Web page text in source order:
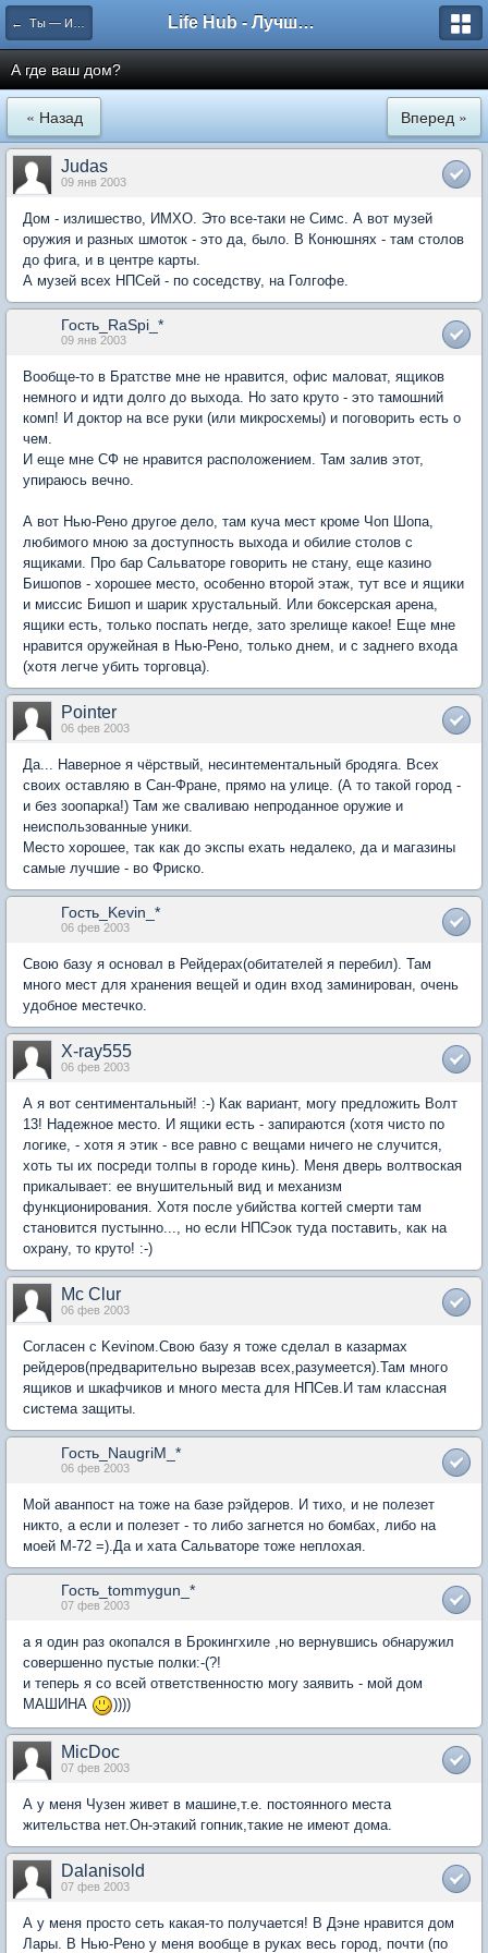
← Ты — Избранный Life Hub - Лучшие компьютерные игры мира
А где ваш дом?
« Назад Вперед »
Judas
09 янв 2003
Дом - излишество, ИМХО. Это все-таки не Симс. А вот музей
оружия и разных шмоток - это да, было. В Конюшнях - там столов
до фига, и в центре карты.
А музей всех НПСей - по соседству, на Голгофе.
Гость_RaSpi_*
09 янв 2003
Вообще-то в Братстве мне не нравится, офис маловат, ящиков
немного и идти долго до выхода. Но зато круто - это тамошний
комп! И доктор на все руки (или микросхемы) и поговорить есть о
чем.
И еще мне СФ не нравится расположением. Там залив этот,
упираюсь вечно.
А вот Нью-Рено другое дело, там куча мест кроме Чоп Шопа,
любимого мною за доступность выхода и обилие столов с
ящиками. Про бар Сальваторе говорить не стану, еще казино
Бишопов - хорошее место, особенно второй этаж, тут все и ящики
и миссис Бишоп и шарик хрустальный. Или боксерская арена,
ящики есть, только поспать негде, зато зрелище какое! Еще мне
нравится оружейная в Нью-Рено, только днем, и с заднего входа
(хотя легче убить торговца).
Pointer
06 фев 2003
Да... Наверное я чёрствый, несинтементальный бродяга. Всех
своих оставляю в Сан-Фране, прямо на улице. (А то такой город -
и без зоопарка!) Там же сваливаю непроданное оружие и
неиспользованные уники.
Место хорошее, так как до экспы ехать недалеко, да и магазины
самые лучшие - во Фриско.
Гость_Kevin_*
06 фев 2003
Свою базу я основал в Рейдерах(обитателей я перебил). Там
много мест для хранения вещей и один вход заминирован, очень
удобное местечко.
X-ray555
06 фев 2003
А я вот сентиментальный! :-) Как вариант, могу предложить Волт
13! Надежное место. И ящики есть - запираются (хотя чисто по
логике, - хотя я этик - все равно с вещами ничего не случится,
хоть ты их посреди толпы в городе кинь). Меня дверь волтвоская
прикалывает: ее внушительный вид и механизм
функционирования. Хотя после убийства когтей смерти там
становится пустынно..., но если НПСэок туда поставить, как на
охрану, то круто! :-)
Mc Clur
06 фев 2003
Согласен с Kevinом.Свою базу я тоже сделал в казармах
рейдеров(предварительно вырезав всех,разумеется).Там много
ящиков и шкафчиков и много места для НПСев.И там классная
система защиты.
Гость_NaugriM_*
06 фев 2003
Мой аванпост на тоже на базе рэйдеров. И тихо, и не полезет
никто, а если и полезет - то либо загнется но бомбах, либо на
моей М-72 =).Да и хата Сальваторе тоже неплохая.
Гость_tommygun_*
07 фев 2003
а я один раз окопался в Брокингхиле ,но вернувшись обнаружил
совершенно пустые полки:-(?!
и теперь я со всей ответственностю могу заявить - мой дом
МАШИНА
))))
MicDoc
07 фев 2003
А у меня Чузен живет в машине,т.е. постоянного места
жительства нет.Он-этакий гопник,такие не имеют дома.
Dalanisold
07 фев 2003
А у меня просто сеть какая-то получается! В Дэне нравится дом
Лары. В Нью-Рено у меня вообще в руках весь город, почти (по